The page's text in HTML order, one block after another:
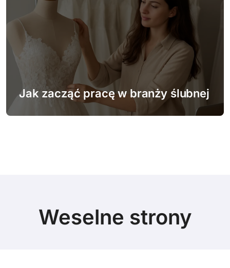
Jak zacząć pracę w branży ślubnej
Weselne strony